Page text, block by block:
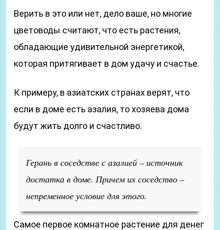
Верить в это или нет, дело ваше, но многие
цветоводы считают, что есть растения,
обладающие удивительной энергетикой,
которая притягивает в дом удачу и счастье.
К примеру, в азиатских странах верят, что
если в доме есть азалия, то хозяева дома
будут жить долго и счастливо.
Герань в соседстве с азалией – источник
достатка в доме. Причем их соседство –
непременное условие для этого.
Самое первое комнатное растение для денег